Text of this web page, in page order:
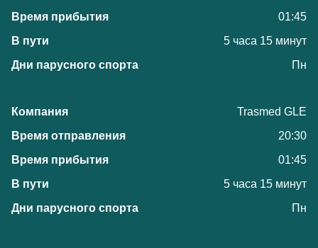
01:45
5 часа 15 минут
Пн
Trasmed GLE
20:30
01:45
5 часа 15 минут
Пн